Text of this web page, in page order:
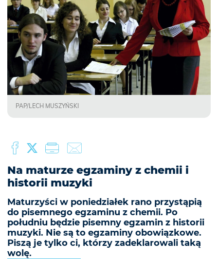
PAP/LECH MUSZYŃSKI
Na maturze egzaminy z chemii i
historii muzyki
Maturzyści w poniedziałek rano przystąpią
do pisemnego egzaminu z chemii. Po
południu będzie pisemny egzamin z historii
muzyki. Nie są to egzaminy obowiązkowe.
Piszą je tylko ci, którzy zadeklarowali taką
wolę.